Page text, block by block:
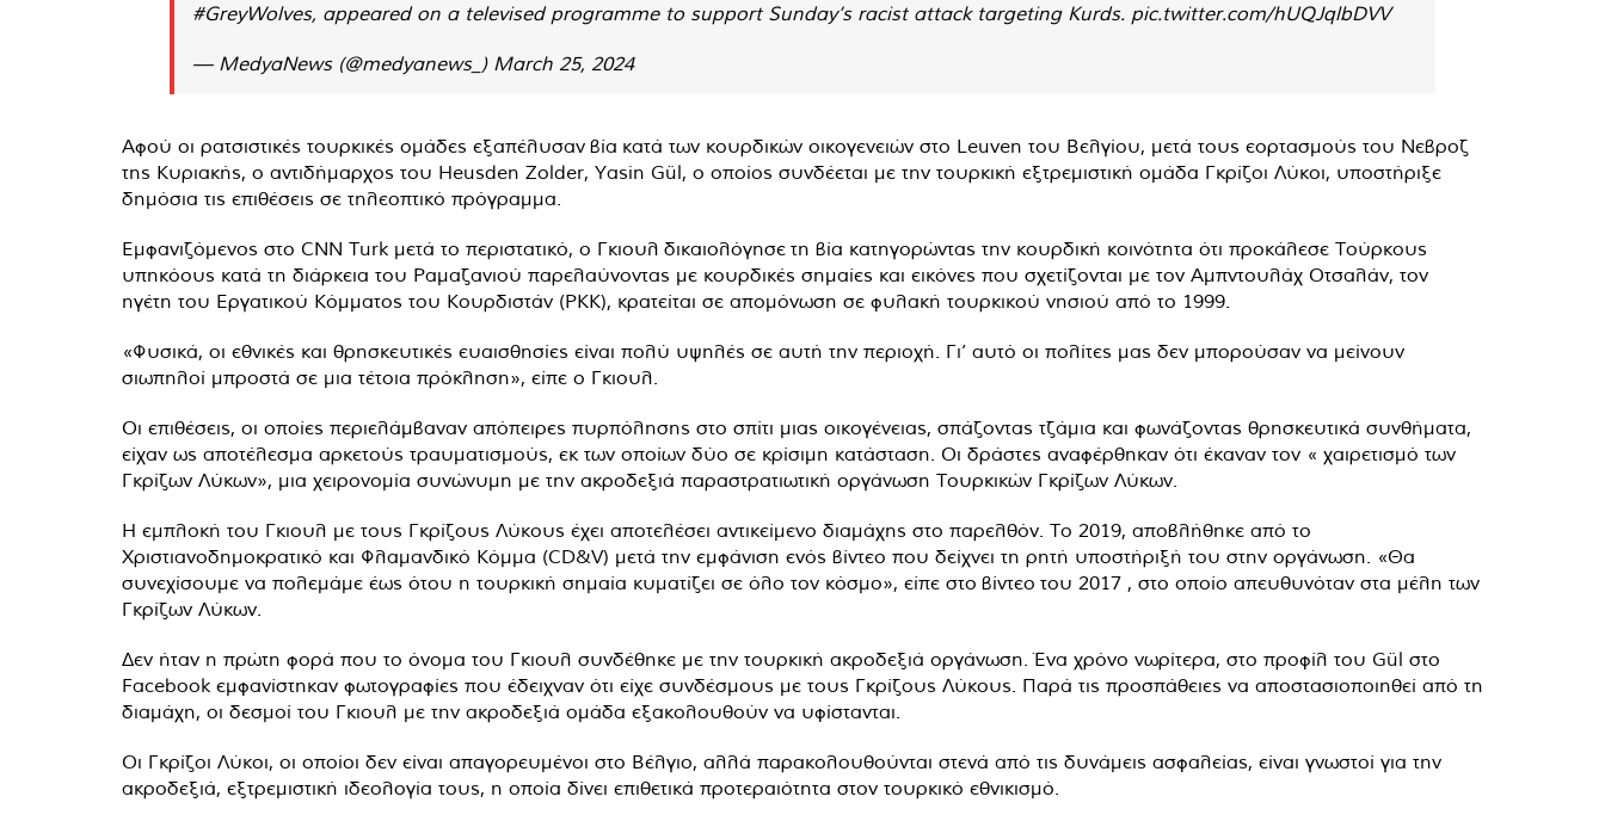
#GreyWolves, appeared on a televised programme to support Sunday’s racist attack targeting Kurds. pic.twitter.com/hUQJqlbDVV
— MedyaNews (@medyanews_) March 25, 2024
Αφού οι ρατσιστικές τουρκικές ομάδες εξαπέλυσαν βία κατά των κουρδικών οικογενειών στο Leuven του Βελγίου, μετά τους εορτασμούς του Νεβροζ
της Κυριακής, ο αντιδήμαρχος του Heusden Zolder, Yasin Gül, ο οποίος συνδέεται με την τουρκική εξτρεμιστική ομάδα Γκρίζοι Λύκοι, υποστήριξε
δημόσια τις επιθέσεις σε τηλεοπτικό πρόγραμμα.
Εμφανιζόμενος στο CNN Turk μετά το περιστατικό, ο Γκιουλ δικαιολόγησε τη βία κατηγορώντας την κουρδική κοινότητα ότι προκάλεσε Τούρκους
υπηκόους κατά τη διάρκεια του Ραμαζανιού παρελαύνοντας με κουρδικές σημαίες και εικόνες που σχετίζονται με τον Αμπντουλάχ Οτσαλάν, τον
ηγέτη του Εργατικού Κόμματος του Κουρδιστάν (PKK), κρατείται σε απομόνωση σε φυλακή τουρκικού νησιού από το 1999.
«Φυσικά, οι εθνικές και θρησκευτικές ευαισθησίες είναι πολύ υψηλές σε αυτή την περιοχή. Γι’ αυτό οι πολίτες μας δεν μπορούσαν να μείνουν
σιωπηλοί μπροστά σε μια τέτοια πρόκληση», είπε ο Γκιουλ.
Οι επιθέσεις, οι οποίες περιελάμβαναν απόπειρες πυρπόλησης στο σπίτι μιας οικογένειας, σπάζοντας τζάμια και φωνάζοντας θρησκευτικά συνθήματα,
είχαν ως αποτέλεσμα αρκετούς τραυματισμούς, εκ των οποίων δύο σε κρίσιμη κατάσταση. Οι δράστες αναφέρθηκαν ότι έκαναν τον « χαιρετισμό των
Γκρίζων Λύκων», μια χειρονομία συνώνυμη με την ακροδεξιά παραστρατιωτική οργάνωση Τουρκικών Γκρίζων Λύκων.
Η εμπλοκή του Γκιουλ με τους Γκρίζους Λύκους έχει αποτελέσει αντικείμενο διαμάχης στο παρελθόν. Το 2019, αποβλήθηκε από το
Χριστιανοδημοκρατικό και Φλαμανδικό Κόμμα (CD&V) μετά την εμφάνιση ενός βίντεο που δείχνει τη ρητή υποστήριξή του στην οργάνωση. «Θα
συνεχίσουμε να πολεμάμε έως ότου η τουρκική σημαία κυματίζει σε όλο τον κόσμο», είπε στο βίντεο του 2017 , στο οποίο απευθυνόταν στα μέλη των
Γκρίζων Λύκων.
Δεν ήταν η πρώτη φορά που το όνομα του Γκιουλ συνδέθηκε με την τουρκική ακροδεξιά οργάνωση. Ένα χρόνο νωρίτερα, στο προφίλ του Gül στο
Facebook εμφανίστηκαν φωτογραφίες που έδειχναν ότι είχε συνδέσμους με τους Γκρίζους Λύκους. Παρά τις προσπάθειες να αποστασιοποιηθεί από τη
διαμάχη, οι δεσμοί του Γκιουλ με την ακροδεξιά ομάδα εξακολουθούν να υφίστανται.
Οι Γκρίζοι Λύκοι, οι οποίοι δεν είναι απαγορευμένοι στο Βέλγιο, αλλά παρακολουθούνται στενά από τις δυνάμεις ασφαλείας, είναι γνωστοί για την
ακροδεξιά, εξτρεμιστική ιδεολογία τους, η οποία δίνει επιθετικά προτεραιότητα στον τουρκικό εθνικισμό.